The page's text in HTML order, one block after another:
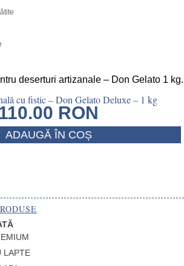
cu fistic – Don Gelato Deluxe – 1 kg
110.00 RON
ADAUGĂ ÎN COȘ
LAPTE